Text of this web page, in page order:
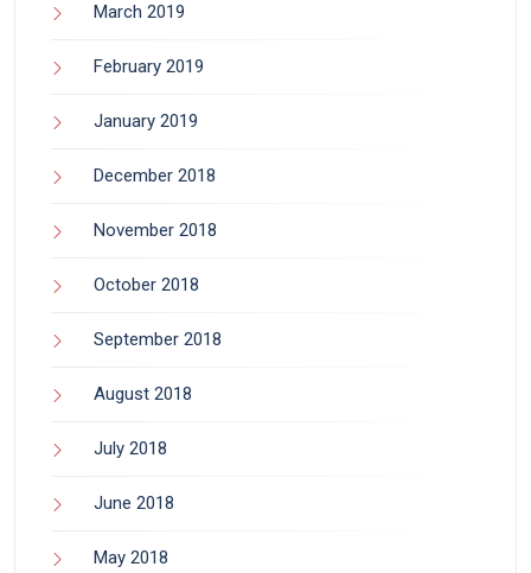
March 2019
February 2019
January 2019
December 2018
November 2018
October 2018
September 2018
August 2018
July 2018
June 2018
May 2018